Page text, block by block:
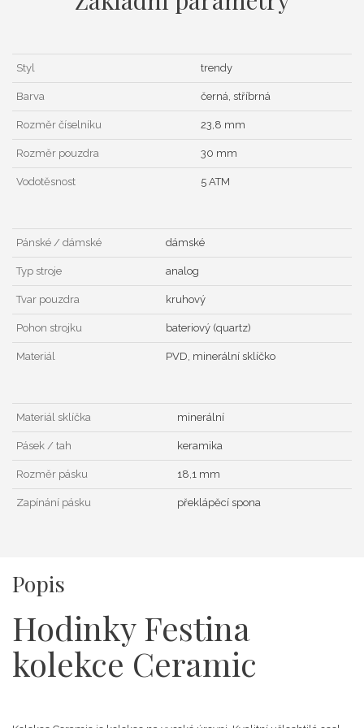
Styl trendy
Barva černá, stříbrná
Rozměr číselníku 23,8 mm
Rozměr pouzdra 30 mm
Vodotěsnost 5 ATM
Pánské / dámské dámské
Typ stroje analog
Tvar pouzdra kruhový
Pohon strojku bateriový (quartz)
Materiál PVD, minerální sklíčko
Materiál sklíčka minerální
Pásek / tah keramika
Rozměr pásku 18,1 mm
Zapínání pásku překlápěcí spona
Popis
Hodinky Festina
kolekce Ceramic